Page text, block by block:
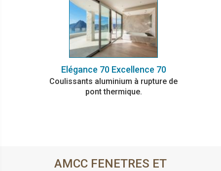
Elégance 70 Excellence 70
Coulissants aluminium à rupture de
pont thermique.
AMCC FENETRES ET